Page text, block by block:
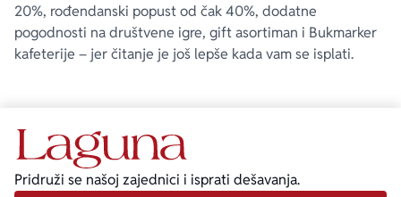
20%, rođendanski popust od čak 40%, dodatne
pogodnosti na društvene igre, gift asortiman i Bukmarker
kafeterije – jer čitanje je još lepše kada vam se isplati.
Pridruži se našoj zajednici i isprati dešavanja.